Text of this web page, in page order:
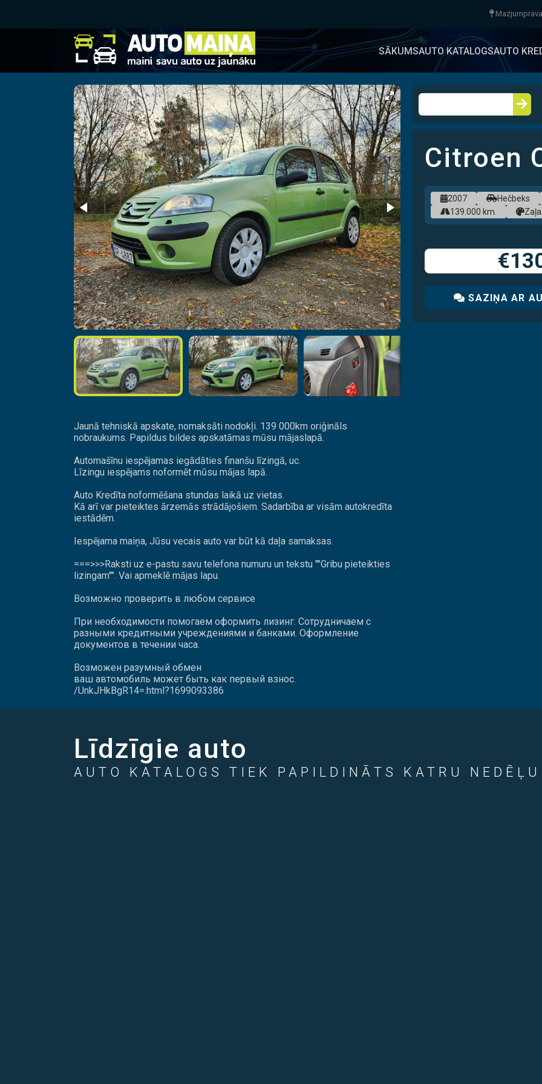
SĀKUMSAUTO KATALOGSAUTO
BEZ
Jaunā tehniskā apskate, nomaksāti nodokļi. 139 000km oriģināls
nobraukums. Papildus bildes apskatāmas mūsu mājaslapā.
Automašīnu iespējamas iegādāties finanšu līzingā, uc.
Līzingu iespējams noformēt mūsu mājas lapā.
Auto Kredīta noformēšana stundas laikā uz vietas.
Kā arī var pieteiktes ārzemās strādājošiem. Sadarbība ar visām autokredīta
iestādēm.
Iespējama maiņa, Jūsu vecais auto var būt kā daļa samaksas.
===>>>Raksti uz e-pastu savu telefona numuru un tekstu ""Gribu pieteikties
lizingam"". Vai apmeklē mājas lapu.
Возможно проверить в любом сервисе
При необходимости помогаем оформить лизинг. Сотрудничаем с
разными кредитными учреждениями и банками. Оформление
документов в течении часа.
Возможен разумный обмен
ваш автомобиль может быть как первый взнос.
/UnkJHkBgR14=.html?1699093386
Citroen
2007 Hečbeks
139.000 km.
Zaļa
SAZIŅA AR
Līdzīgie auto
AUTO KATALOGS TIEK PAPILDINĀTS KATRU NEDĒĻU